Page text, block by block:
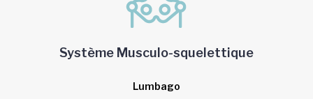
Système Musculo-squelettique
Lumbago